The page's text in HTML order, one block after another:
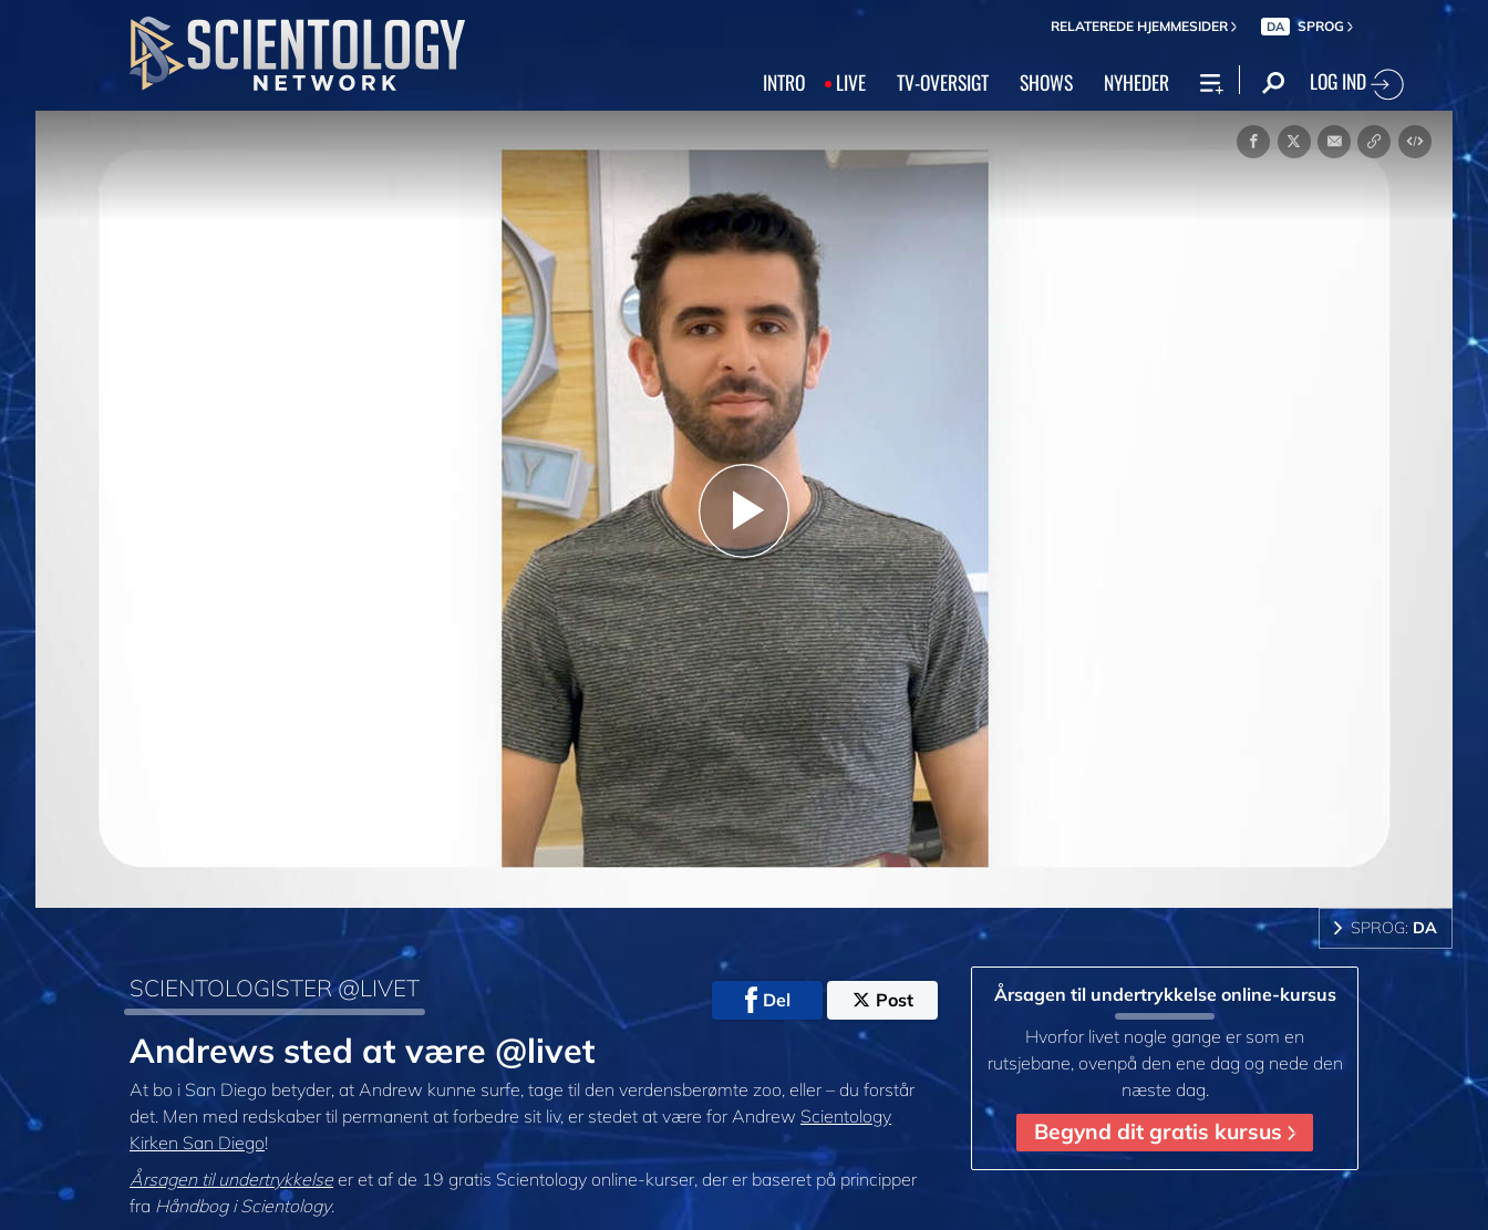
RELATEREDE HJEMMESIDER DA SPROG
INTRO LIVE TV‑OVERSIGT SHOWS NYHEDER LOG IND
Play
Video
SPROG: DA
SCIENTOLOGISTER @LIVET Del Post
Andrews sted at være @livet
At bo i San Diego betyder, at Andrew kunne surfe, tage til den verdensberømte zoo, eller – du forstår
det. Men med redskaber til permanent at forbedre sit liv, er stedet at være for Andrew Scientology
Kirken San Diego!
Årsagen til undertrykkelseer et af de 19 gratis Scientology online-kurser, der er baseret på principper
fra Håndbog i Scientology.
Årsagen til undertrykkelse online-kursus
Hvorfor livet nogle gange er som en
rutsjebane, ovenpå den ene dag og nede den
næste dag.
Begynd dit gratis kursus